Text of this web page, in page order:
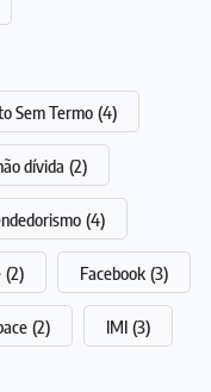
Sem Termo (4)
dívida (2)
(4)
(2) Facebook (3)
(2) IMI (3)